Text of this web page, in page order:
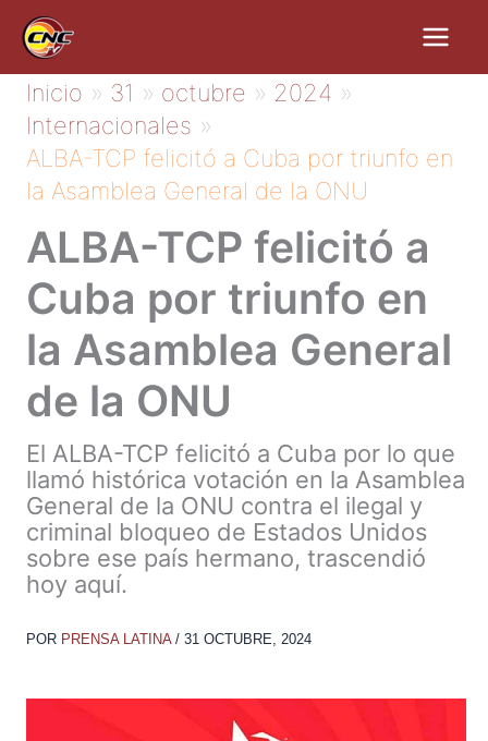
contenido
Inicio 31 octubre
2024
Internacionales
ALBA-TCP felicitó a Cuba por triunfo en
la Asamblea General de la ONU
ALBA-TCP felicitó a
Cuba por triunfo en
la Asamblea General
de la ONU
El ALBA-TCP felicitó a Cuba por lo que
llamó histórica votación en la Asamblea
General de la ONU contra el ilegal y
criminal bloqueo de Estados Unidos
sobre ese país hermano, trascendió
hoy aquí.
POR PRENSA LATINA / 31 OCTUBRE, 2024